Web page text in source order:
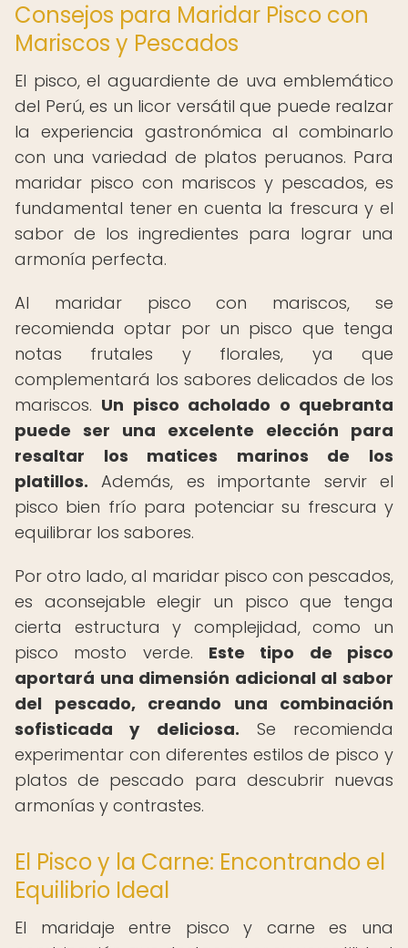
Consejos para Maridar Pisco con
Mariscos y Pescados
El pisco, el aguardiente de uva emblemático
del Perú, es un licor versátil que puede realzar
la experiencia gastronómica al combinarlo
con una variedad de platos peruanos. Para
maridar pisco con mariscos y pescados, es
fundamental tener en cuenta la frescura y el
sabor de los ingredientes para lograr una
armonía perfecta.
Al maridar pisco con mariscos, se
recomienda optar por un pisco que tenga
notas frutales y florales, ya que
complementará los sabores delicados de los
mariscos. Un pisco acholado o quebranta
puede ser una excelente elección para
resaltar los matices marinos de los
platillos. Además, es importante servir el
pisco bien frío para potenciar su frescura y
equilibrar los sabores.
Por otro lado, al maridar pisco con pescados,
es aconsejable elegir un pisco que tenga
cierta estructura y complejidad, como un
pisco mosto verde. Este tipo de pisco
aportará una dimensión adicional al sabor
del pescado, creando una combinación
sofisticada y deliciosa. Se recomienda
experimentar con diferentes estilos de pisco y
platos de pescado para descubrir nuevas
armonías y contrastes.
El Pisco y la Carne: Encontrando el
Equilibrio Ideal
El maridaje entre pisco y carne es una